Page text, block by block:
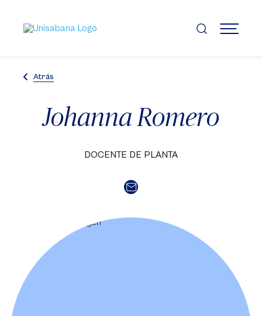
contenido
principal
MENÚ
Atrás
Johanna Romero
DOCENTE DE PLANTA